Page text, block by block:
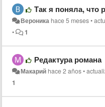
Так я поняла, что
Вероника hace 5 meses•
•
1
Редактура романа
Макарий hace 2 años•
1